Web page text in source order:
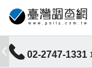
02-2747-1331